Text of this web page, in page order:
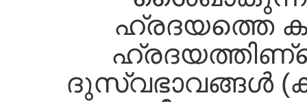
ഹ്രദയത്തെ
ദുസ്വഭാവങ്ങള്‍